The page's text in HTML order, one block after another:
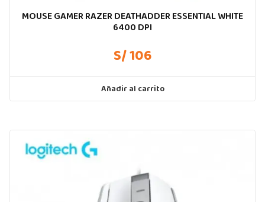
MOUSE GAMER RAZER DEATHADDER ESSENTIAL WHITE
6400 DPI
S/ 106
Añadir al carrito